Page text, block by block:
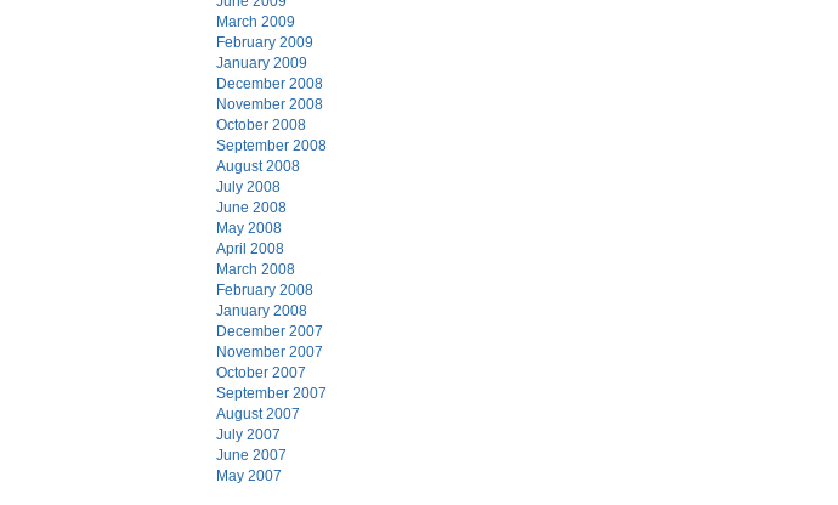
March 2009
February 2009
January 2009
December 2008
November 2008
October 2008
September 2008
August 2008
July 2008
June 2008
May 2008
April 2008
March 2008
February 2008
January 2008
December 2007
November 2007
October 2007
September 2007
August 2007
July 2007
June 2007
May 2007